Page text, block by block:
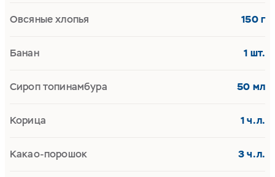
Овсяные хлопья 150 г
Банан 1 шт.
Cироп топинамбура 50 мл
Корица 1 ч.л.
Какао-порошок 3 ч.л.